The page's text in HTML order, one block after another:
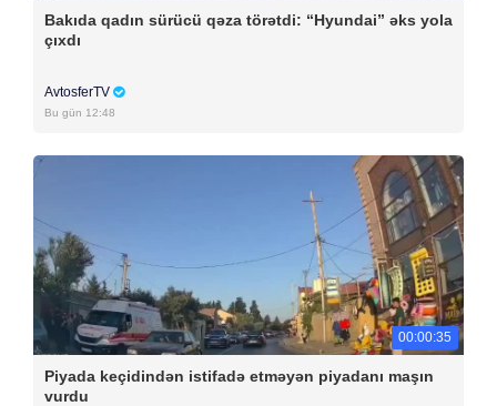
Bakıda qadın sürücü qəza törətdi: “Hyundai” əks yola
çıxdı
AvtosferTV
Bu gün 12:48
00:00:35
Piyada keçidindən istifadə etməyən piyadanı maşın
vurdu